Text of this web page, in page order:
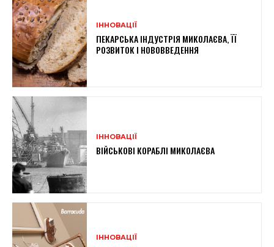
ІННОВАЦІЇ
ПЕКАРСЬКА ІНДУСТРІЯ МИКОЛАЄВА, ЇЇ
РОЗВИТОК І НОВОВВЕДЕННЯ
ІННОВАЦІЇ
ВІЙСЬКОВІ КОРАБЛІ МИКОЛАЄВА
ІННОВАЦІЇ